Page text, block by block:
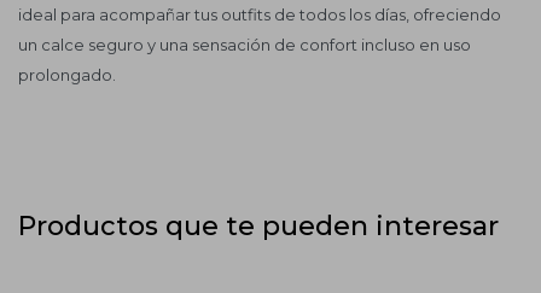
ideal para acompañar tus outfits de todos los días, ofreciendo
un calce seguro y una sensación de confort incluso en uso
prolongado.
Productos que te pueden interesar